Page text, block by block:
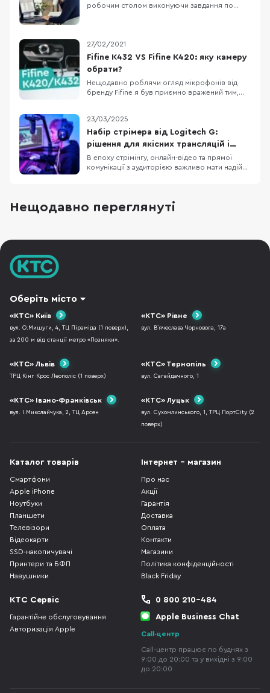
робочим столом виконуючи завдання по
відомих причин, за останніх два роки в Україні
спостерігається безпрецедентне зростання
27/02/2021
Fifine K432 VS Fifine K420: яку камеру
обрати?
Нещодавно роблячи огляд мікрофонів від
бренду Fifine я був приємно вражений тим,
прочитати у нашій статті: “ТОП-5 мікрофонів
Fifine: відмінний результат без переплат”.
Сьогодні до нас на огляд потрапили дві web-
камери в
23/03/2025
Набір стрімера від Logitech G:
рішення для якісних трансляцій і
комфортної роботи
В епоху стрімінгу, онлайн-відео та прямої
комунікації з аудиторією важливо мати надійне
Logitech вже давно зарекомендувала себе як
один із найнадійніших виробників периферії.
Нещодавно переглянуті
Оберіть місто
«КТС» Київ
вул. О.Мишуги, 4, ТЦ Піраміда (1 поверх),
за 200 м від станції метро «Позняки».
«КТС» Рівне
вул. В`ячеслава Чорновола, 17а
«КТС» Львів
ТРЦ Кінг Крос Леополіс (1 поверх)
«КТС» Тернопіль
вул. Сагайдачного, 1
«КТС» Івано-Франківськ
вул. І.Миколайчука, 2, ТЦ Арсен
«КТС» Луцьк
вул. Сухомлинського, 1, ТРЦ ПортCity (2
поверх)
Каталог товарів
Смартфони
Apple iPhone
Ноутбуки
Планшети
Телевізори
Відеокарти
SSD-накопичувачі
Принтери та БФП
Навушники
Інтернет - магазин
Про нас
Акції
Гарантія
Доставка
Оплата
Контакти
Магазини
Політика конфіденційності
Black Friday
КТС Сервіс
Гарантійне обслуговування
Авторизація Apple
0 800 210-484
Apple Business Chat
Call-центр
Call-центр працює по буднях з
9:00 до 20:00 та у вихідні з 9:00
до 20:00